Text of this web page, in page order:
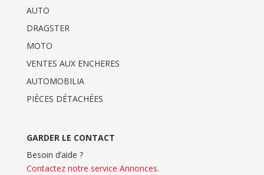
AUTO
DRAGSTER
MOTO
VENTES AUX ENCHERES
AUTOMOBILIA
PIÈCES DÉTACHÉES
GARDER LE CONTACT
Besoin d’aide ?
Contactez notre service Annonces.